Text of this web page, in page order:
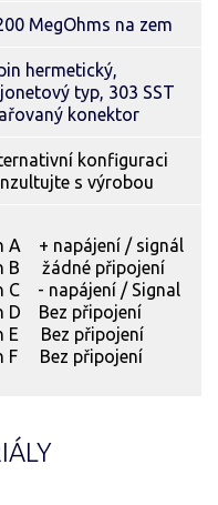
MegOhms na zem
hermetický,
typ, 303 SST
konektor
konfiguraci
s výrobou
A + napájení / signál
B žádné připojení
C - napájení / Signal
D Bez připojení
E Bez připojení
F Bez připojení